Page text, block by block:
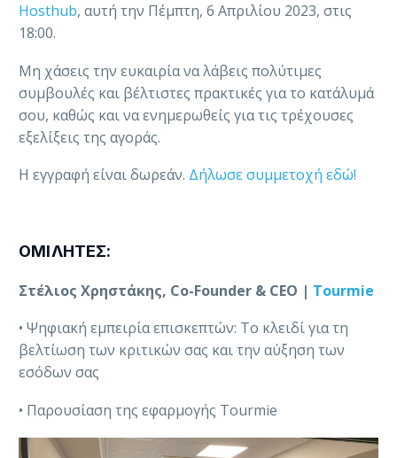
Hosthub, αυτή την Πέμπτη, 6 Απριλίου 2023, στις
18:00.
Μη χάσεις την ευκαιρία να λάβεις πολύτιμες
συμβουλές και βέλτιστες πρακτικές για το κατάλυμά
σου, καθώς και να ενημερωθείς για τις τρέχουσες
εξελίξεις της αγοράς.
Η εγγραφή είναι δωρεάν. Δήλωσε συμμετοχή εδώ!
ΟΜΙΛΗΤΕΣ:
Στέλιος Χρηστάκης, Co-Founder & CEO | Tourmie
• Ψηφιακή εμπειρία επισκεπτών: Το κλειδί για τη
βελτίωση των κριτικών σας και την αύξηση των
εσόδων σας
• Παρουσίαση της εφαρμογής Tourmie